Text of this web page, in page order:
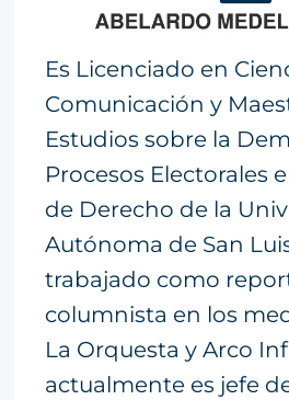
Es Licenciado en
Comunicación y
Estudios sobre la
Procesos Electorales
de Derecho de la
Autónoma de San
trabajado como
columnista en los
La Orquesta y Arco
actualmente es jefe